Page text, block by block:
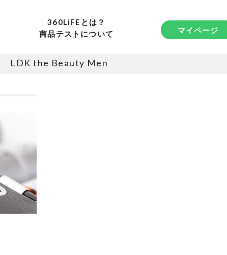
360LiFEとは？
商品テストについて
マイページ
LDK the Beauty Men